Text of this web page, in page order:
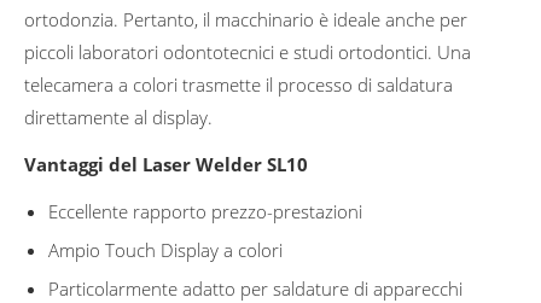
ortodonzia. Pertanto, il macchinario è ideale anche per
piccoli laboratori odontotecnici e studi ortodontici. Una
telecamera a colori trasmette il processo di saldatura
direttamente al display.
Vantaggi del Laser Welder SL10
Eccellente rapporto prezzo-prestazioni
Ampio Touch Display a colori
Particolarmente adatto per saldature di apparecchi